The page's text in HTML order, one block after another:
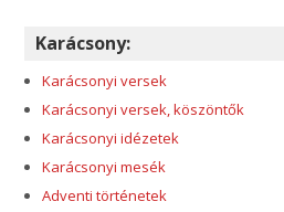
Karácsony:
Karácsonyi versek
Karácsonyi versek, köszöntők
Karácsonyi idézetek
Karácsonyi mesék
Adventi történetek